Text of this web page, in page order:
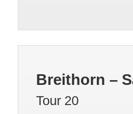
Breithorn –
Tour 20